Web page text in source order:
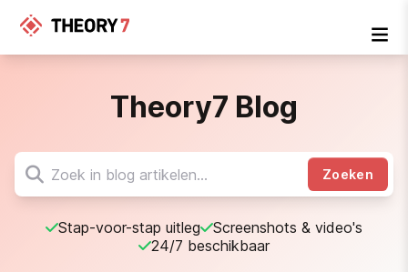
Theory7 Blog
Zoeken
Stap-voor-stap uitleg
Screenshots & video's
24/7 beschikbaar